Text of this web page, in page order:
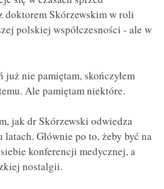
doktorem Skórzewskim w roli
polskiej współczesności - ale w
nie pamiętam, skończyłem
Ale pamiętam niektóre.
jak dr Skórzewski odwiedza
Głównie po to, żeby być na
konferencji medycznej, a
nostalgii.